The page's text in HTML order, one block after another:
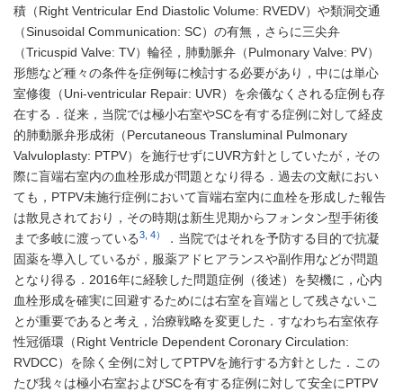
積（Right Ventricular End Diastolic Volume: RVEDV）や類洞交通
（Sinusoidal Communication: SC）の有無，さらに三尖弁
（Tricuspid Valve: TV）輪径，肺動脈弁（Pulmonary Valve: PV）
形態など種々の条件を症例毎に検討する必要があり，中には単心
室修復（Uni-ventricular Repair: UVR）を余儀なくされる症例も存
在する．従来，当院では極小右室やSCを有する症例に対して経皮
的肺動脈弁形成術（Percutaneous Transluminal Pulmonary
Valvuloplasty: PTPV）を施行せずにUVR方針としていたが，その
際に盲端右室内の血栓形成が問題となり得る．過去の文献におい
ても，PTPV未施行症例において盲端右室内に血栓を形成した報告
は散見されており，その時期は新生児期からフォンタン型手術後
まで多岐に渡っている3, 4）
．当院ではそれを予防する目的で抗凝
固薬を導入しているが，服薬アドヒアランスや副作用などが問題
となり得る．2016年に経験した問題症例（後述）を契機に，心内
血栓形成を確実に回避するためには右室を盲端として残さないこ
とが重要であると考え，治療戦略を変更した．すなわち右室依存
性冠循環（Right Ventricle Dependent Coronary Circulation:
RVDCC）を除く全例に対してPTPVを施行する方針とした．この
たび我々は極小右室およびSCを有する症例に対して安全にPTPV